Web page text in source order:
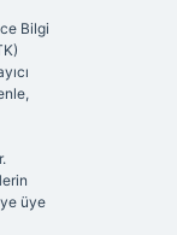
Bilgi
üye